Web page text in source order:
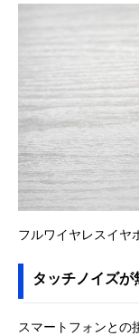
フルワイヤレスイヤ
タッチノイズが
スマートフォンとの